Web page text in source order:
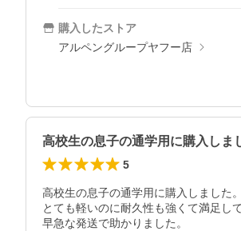
購入したストア
アルペングループヤフー店
高校生の息子の通学用に購入しま
5
高校生の息子の通学用に購入しました。
とても軽いのに耐久性も強くて満足し
早急な発送で助かりました。